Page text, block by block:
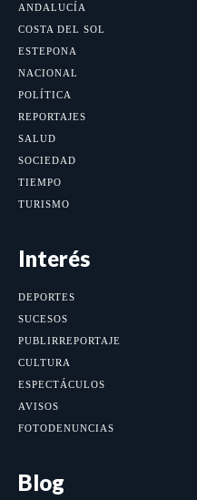
ANDALUCÍA
COSTA DEL SOL
ESTEPONA
NACIONAL
POLÍTICA
REPORTAJES
SALUD
SOCIEDAD
TIEMPO
TURISMO
Interés
DEPORTES
SUCESOS
PUBLIRREPORTAJE
CULTURA
ESPECTÁCULOS
AVISOS
FOTODENUNCIAS
Blog